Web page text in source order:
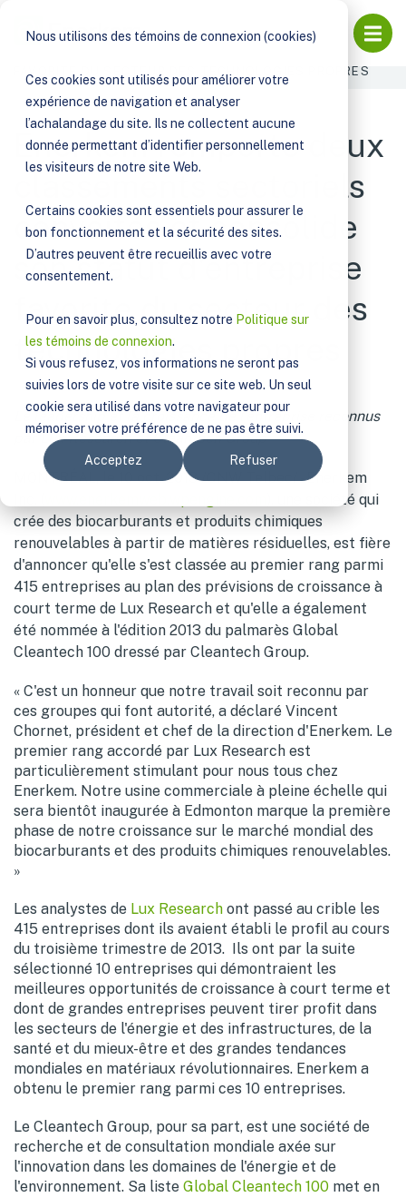
Nous utilisons des témoins de connexion (cookies)
Ces cookies sont utilisés pour améliorer votre
expérience de navigation et analyser
l’achalandage du site. Ils ne collectent aucune
donnée permettant d’identifier personnellement
les visiteurs de notre site Web.
Certains cookies sont essentiels pour assurer le
bon fonctionnement et la sécurité des sites.
D’autres peuvent être recueillis avec votre
consentement.
Pour en savoir plus, consultez notre Politique sur
les témoins de connexion.
Si vous refusez, vos informations ne seront pas
suivies lors de votre visite sur ce site web. Un seul
cookie sera utilisé dans votre navigateur pour
mémoriser votre préférence de ne pas être suivi.
Acceptez Refuser
ENERKEM REMPORTE DEUX CLASSEMENTS SECTORIELS
CONVOITÉS ET CONSOLIDE SON STATUT D'ENTREPRISE
FAVORITE DU SECTEUR DES TECHNOLOGIES PROPRES
Enerkem remporte deux
classements sectoriels
convoités et consolide
son statut d'entreprise
favorite du secteur des
technologies propres
Le leadership et la croissance de l'entreprise reconnus
par Lux Research et Cleantech Group
MONTRÉAL, le 10 oct. 2013 /CNW Telbec/ - Enerkem
), une société qui
crée des biocarburants et produits chimiques
renouvelables à partir de matières résiduelles, est fière
d'annoncer qu'elle s'est classée au premier rang parmi
415 entreprises au plan des prévisions de croissance à
court terme de Lux Research et qu'elle a également
été nommée à l'édition 2013 du palmarès Global
Cleantech 100 dressé par Cleantech Group.
« C'est un honneur que notre travail soit reconnu par
ces groupes qui font autorité, a déclaré Vincent
Chornet, président et chef de la direction d'Enerkem. Le
premier rang accordé par Lux Research est
particulièrement stimulant pour nous tous chez
Enerkem. Notre usine commerciale à pleine échelle qui
sera bientôt inaugurée à Edmonton marque la première
phase de notre croissance sur le marché mondial des
biocarburants et des produits chimiques renouvelables.
»
Les analystes de Lux Research ont passé au crible les
415 entreprises dont ils avaient établi le profil au cours
du troisième trimestre de 2013. Ils ont par la suite
sélectionné 10 entreprises qui démontraient les
meilleures opportunités de croissance à court terme et
dont de grandes entreprises peuvent tirer profit dans
les secteurs de l'énergie et des infrastructures, de la
santé et du mieux-être et des grandes tendances
mondiales en matériaux révolutionnaires. Enerkem a
obtenu le premier rang parmi ces 10 entreprises.
Le Cleantech Group, pour sa part, est une société de
recherche et de consultation mondiale axée sur
l'innovation dans les domaines de l'énergie et de
l'environnement. Sa liste Global Cleantech 100 met en